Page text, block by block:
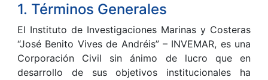
1. Términos Generales
El Instituto de Investigaciones Marinas y Costeras
“José Benito Vives de Andréis” – INVEMAR, es una
Corporación Civil sin ánimo de lucro que en
desarrollo de sus objetivos institucionales ha